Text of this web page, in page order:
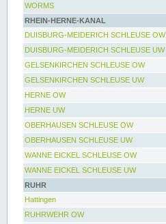
WORMS
RHEIN-HERNE-KANAL
DUISBURG-MEIDERICH SCHLEUSE OW
DUISBURG-MEIDERICH SCHLEUSE UW
GELSENKIRCHEN SCHLEUSE OW
GELSENKIRCHEN SCHLEUSE UW
HERNE OW
HERNE UW
OBERHAUSEN SCHLEUSE OW
OBERHAUSEN SCHLEUSE UW
WANNE EICKEL SCHLEUSE OW
WANNE EICKEL SCHLEUSE UW
RUHR
Hattingen
RUHRWEHR OW